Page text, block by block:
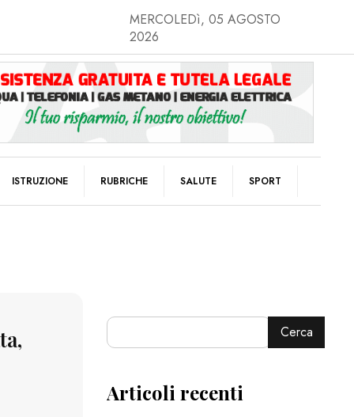
MERCOLEDì, 05 AGOSTO
2026
ISTRUZIONE RUBRICHE SALUTE SPORT
Cerca
Articoli recenti